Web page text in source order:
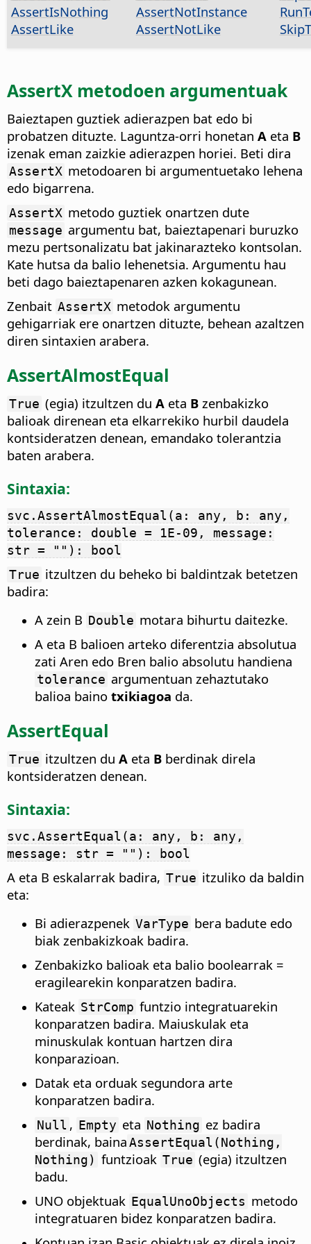
AssertIsNothing
AssertLike
AssertNotInstance
AssertNotLike
AssertX metodoen argumentuak
Baieztapen guztiek adierazpen bat edo bi
probatzen dituzte. Laguntza-orri honetan A eta B
izenak eman zaizkie adierazpen horiei. Beti dira
AssertX metodoaren bi argumentuetako lehena
edo bigarrena.
AssertX metodo guztiek onartzen dute
message argumentu bat, baieztapenari buruzko
mezu pertsonalizatu bat jakinarazteko kontsolan.
Kate hutsa da balio lehenetsia. Argumentu hau
beti dago baieztapenaren azken kokagunean.
Zenbait AssertX metodok argumentu
gehigarriak ere onartzen dituzte, behean azaltzen
diren sintaxien arabera.
AssertAlmostEqual
True (egia) itzultzen du A eta B zenbakizko
balioak direnean eta elkarrekiko hurbil daudela
kontsideratzen denean, emandako tolerantzia
baten arabera.
Sintaxia:
svc.AssertAlmostEqual(a: any, b: any,
tolerance: double = 1E-09, message:
str = ""): bool
True itzultzen du beheko bi baldintzak betetzen
badira:
A zein B Double motara bihurtu daitezke.
A eta B balioen arteko diferentzia absolutua
zati Aren edo Bren balio absolutu handiena
tolerance argumentuan zehaztutako
balioa baino txikiagoa da.
AssertEqual
True itzultzen du A eta B berdinak direla
kontsideratzen denean.
Sintaxia:
svc.AssertEqual(a: any, b: any,
message: str = ""): bool
A eta B eskalarrak badira, True itzuliko da baldin
eta:
Bi adierazpenek VarType bera badute edo
biak zenbakizkoak badira.
Zenbakizko balioak eta balio boolearrak =
eragilearekin konparatzen badira.
Kateak StrComp funtzio integratuarekin
konparatzen badira. Maiuskulak eta
minuskulak kontuan hartzen dira
konparazioan.
Datak eta orduak segundora arte
konparatzen badira.
Null , Empty eta Nothing ez badira
berdinak, bainaAssertEqual(Nothing,
Nothing) funtzioak True (egia) itzultzen
badu.
UNO objektuak EqualUnoObjects metodo
integratuaren bidez konparatzen badira.